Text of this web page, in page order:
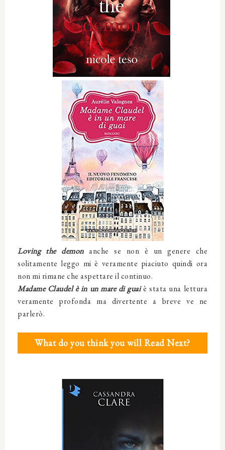
Loving the demonanche se non è un genere che
solitamente leggo mi è veramente piaciuto quindi ora
non mi rimane che aspettare il continuo.
Madame Claudel è in un mare di guaiè stata una lettura
veramente profonda ma divertente a breve ve ne
parlerò.
What do you think you will Read Next?